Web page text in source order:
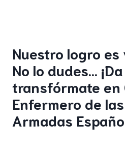
Nuestro logro
No lo dudes…
transfórmate en
Enfermero de
Armadas